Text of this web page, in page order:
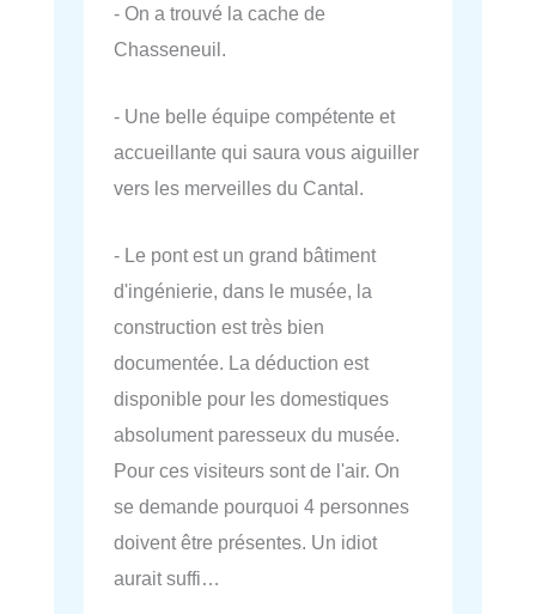
- On a trouvé la cache de
Chasseneuil.
- Une belle équipe compétente et
accueillante qui saura vous aiguiller
vers les merveilles du Cantal.
- Le pont est un grand bâtiment
d'ingénierie, dans le musée, la
construction est très bien
documentée. La déduction est
disponible pour les domestiques
absolument paresseux du musée.
Pour ces visiteurs sont de l'air. On
se demande pourquoi 4 personnes
doivent être présentes. Un idiot
aurait suffi…